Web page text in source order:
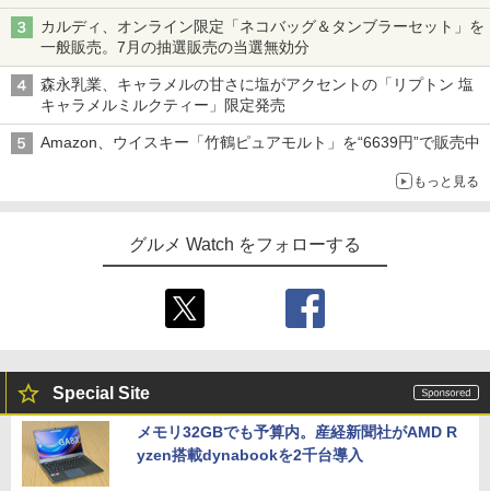
カルディ、オンライン限定「ネコバッグ＆タンブラーセット」を
一般販売。7月の抽選販売の当選無効分
森永乳業、キャラメルの甘さに塩がアクセントの「リプトン 塩
キャラメルミルクティー」限定発売
Amazon、ウイスキー「竹鶴ピュアモルト」を“6639円”で販売中
もっと見る
グルメ Watch をフォローする
Special Site
メモリ32GBでも予算内。産経新聞社がAMD R
yzen搭載dynabookを2千台導入